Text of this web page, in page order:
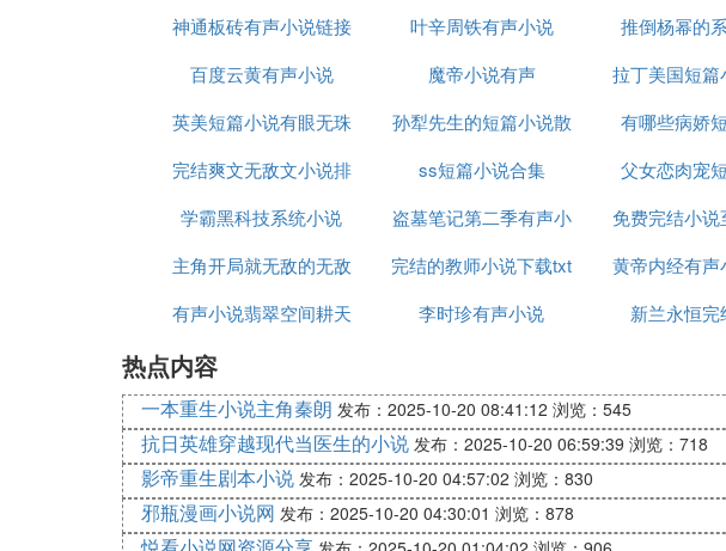
神通板砖有声小说链接 叶辛周铁有声小说 推倒杨幂的
百度云黄有声小说 魔帝小说有声 拉丁美国短篇
英美短篇小说有眼无珠
孙犁先生的短篇小说散
文合集是
有哪些病娇
完结爽文无敌文小说排
行榜
ss短篇小说合集 父女恋肉宠
学霸黑科技系统小说
盗墓笔记第二季有声小
说全集
免费完结小说
主角开局就无敌的无敌
流小说完结
完结的教师小说下载txt 黄帝内经有声
有声小说翡翠空间耕天
李时珍有声小说 新兰永恒完
热点内容
一本重生小说主角秦朗 发布：2025-10-20 08:41:12 浏览：545
抗日英雄穿越现代当医生的小说 发布：2025-10-20 06:59:39 浏览：718
影帝重生剧本小说 发布：2025-10-20 04:57:02 浏览：830
邪瓶漫画小说网 发布：2025-10-20 04:30:01 浏览：878